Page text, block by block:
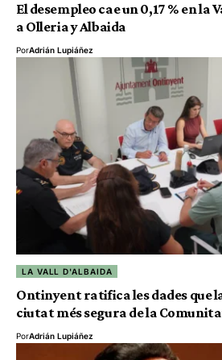
El desempleo cae un 0,17 % en la
a Olleria y Albaida
PorAdrián Lupiáñez
LA VALL D'ALBAIDA
Ontinyent ratifica les dades que
ciutat més segura de la
PorAdrián Lupiáñez